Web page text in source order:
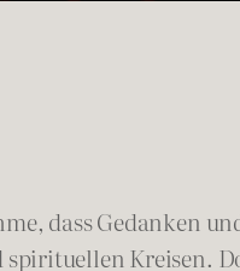
dass Gedanken
Kreisen.